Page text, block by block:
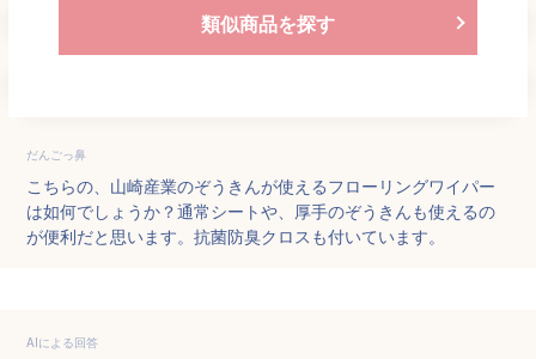
類似商品を探す
だんごっ鼻
こちらの、山崎産業のぞうきんが使えるフローリングワイパー
は如何でしょうか？通常シートや、厚手のぞうきんも使えるの
が便利だと思います。抗菌防臭クロスも付いています。
AIによる回答